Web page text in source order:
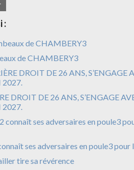
:
de CHAMBERY3
DROIT DE 26 ANS, S’ENGAGE
2027.
ses adversaires en poule3 pour